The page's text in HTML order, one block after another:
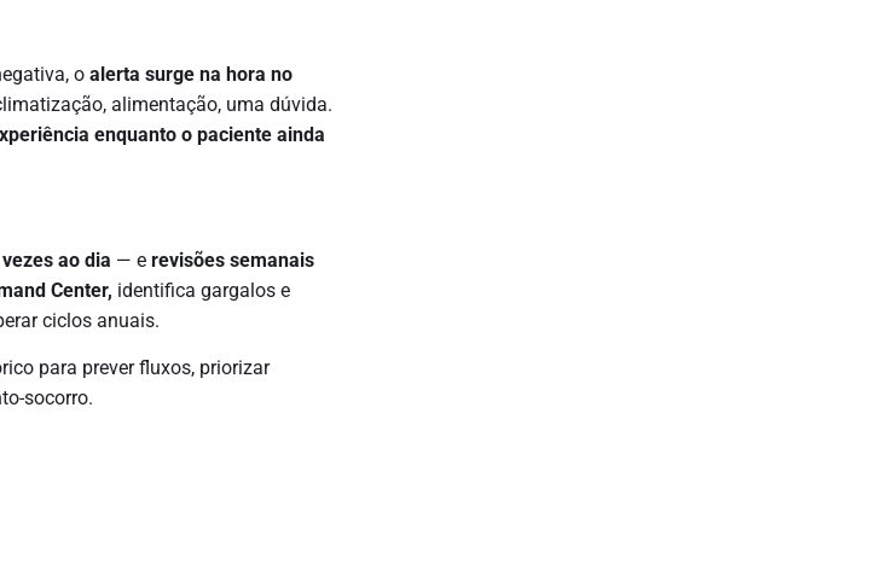
o alerta surge na hora no
alimentação, uma dúvida.
enquanto o paciente ainda
ao dia — e revisões semanais
Center, identifica gargalos e
ciclos anuais.
para prever fluxos, priorizar
socorro.